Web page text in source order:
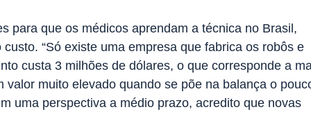
para que os médicos aprendam a técnica no Brasil,
“Só existe uma empresa que fabrica os robôs e
custa 3 milhões de dólares, o que corresponde a
muito elevado quando se põe na balança o
uma perspectiva a médio prazo, acredito que novas